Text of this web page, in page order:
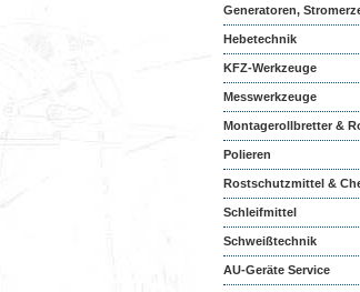
Generatoren,
Hebetechnik
KFZ-Werkzeuge
Messwerkzeuge
Montagerollbretter &
Polieren
Rostschutzmittel &
Schleifmittel
Schweißtechnik
AU-Geräte Service